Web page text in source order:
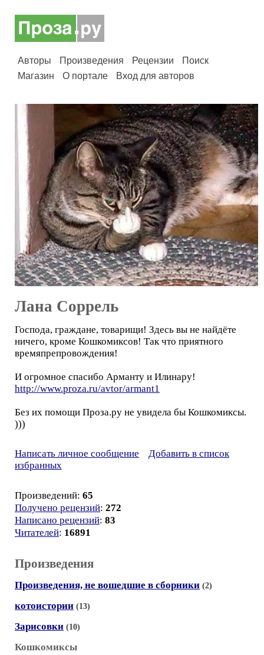
Авторы Произведения Рецензии
Поиск
Магазин
О портале Вход для авторов
Лана Соррель
Господа, граждане, товарищи! Здесь вы не найдёте
ничего, кроме Кошкомиксов! Так что приятного
времяпрепровождения!
И огромное спасибо Арманту и Илинару!
http://www.proza.ru/avtor/armant1
Без их помощи Проза.ру не увидела бы Кошкомиксы.
)))
Написать личное сообщение
Добавить в список
избранных
Произведений: 65
Получено рецензий: 272
Написано рецензий: 83
Читателей: 16891
Произведения
Произведения, не вошедшие в сборники (2)
котоистории (13)
Зарисовки (10)
Кошкомиксы